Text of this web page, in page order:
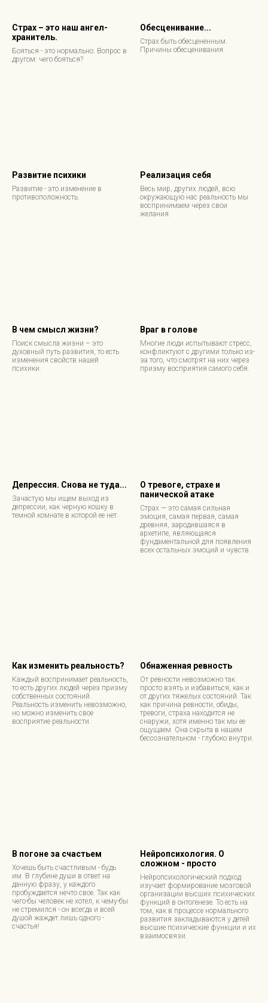
Страх – это наш ангел-
хранитель.
Бояться - это нормально. Вопрос в
другом: чего бояться?
Обесценивание...
Страх быть обесцененным.
Причины обесценивания.
Развитие психики
Развитие - это изменение в
противоположность.
Реализация себя
Весь мир, других людей, всю
окружающую нас реальность мы
воспринимаем через свои
желания.
В чем смысл жизни?
Поиск смысла жизни – это
духовный путь развития, то есть
изменения свойств нашей
психики.
Враг в голове
Многие люди испытывают стресс,
конфликтуют с другими только из-
за того, что смотрят на них через
призму восприятия самого себя.
Депрессия. Снова не туда...
Зачастую мы ищем выход из
депрессии, как черную кошку в
темной комнате в которой ее нет.
О тревоге, страхе и
панической атаке
Страх — это самая сильная
эмоция, самая первая, самая
древняя, зародившаяся в
архетипе, являющаяся
фундаментальной для появления
всех остальных эмоций и чувств.
Как изменить реальность?
Каждый воспринимает реальность,
то есть других людей через призму
собственных состояний.
Реальность изменить невозможно,
но можно изменить свое
восприятие реальности.
Обнаженная ревность
От ревности невозможно так
просто взять и избавиться, как и
от других тяжелых состояний. Так
как причина ревности, обиды,
тревоги, страха находится не
снаружи, хотя именно так мы ее
ощущаем. Она скрыта в нашем
бессознательном - глубоко внутри.
В погоне за счастьем
Хочешь быть счастливым - будь
им. В глубине души в ответ на
данную фразу, у каждого
пробуждается нечто свое. Так как
чего-бы человек не хотел, к чему-бы
не стремился - он всегда и всей
душой жаждет лишь одного -
счастья!
Нейропсихология. О
сложном - просто
Нейропсихологический подход
изучает формирование мозговой
организации высших психических
функций в онтогенезе. То есть на
том, как в процессе нормального
развития закладываются у детей
высшие психические функции и их
взаимосвязи.